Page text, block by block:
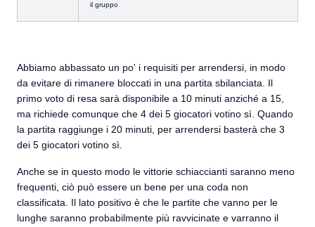
il gruppo
Abbiamo abbassato un po' i requisiti per arrendersi, in modo
da evitare di rimanere bloccati in una partita sbilanciata. Il
primo voto di resa sarà disponibile a 10 minuti anziché a 15,
ma richiede comunque che 4 dei 5 giocatori votino sì. Quando
la partita raggiunge i 20 minuti, per arrendersi basterà che 3
dei 5 giocatori votino sì.
Anche se in questo modo le vittorie schiaccianti saranno meno
frequenti, ciò può essere un bene per una coda non
classificata. Il lato positivo è che le partite che vanno per le
lunghe saranno probabilmente più ravvicinate e varranno il